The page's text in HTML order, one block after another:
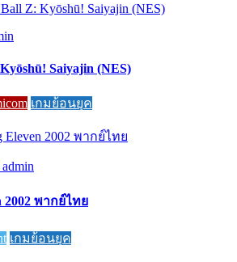
Saiyajin (NES)
เกมย้อนยุค
admin
2002 พากย์ไทย
เกมย้อนยุค